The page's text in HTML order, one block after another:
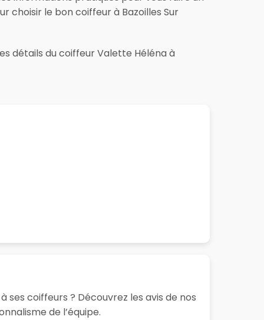
choisir le bon coiffeur à Bazoilles Sur
détails du coiffeur Valette Héléna à
ses coiffeurs ? Découvrez les avis de nos
de l’équipe.